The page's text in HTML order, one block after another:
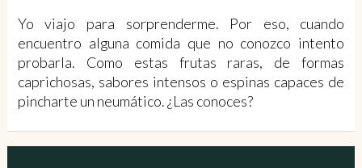
Yo viajo para sorprenderme. Por eso, cuando
encuentro alguna comida que no conozco intento
probarla. Como estas frutas raras, de formas
caprichosas, sabores intensos o espinas capaces de
pincharte un neumático. ¿Las conoces?